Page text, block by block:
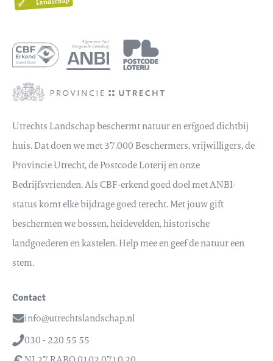
Utrechts Landschap beschermt natuur en erfgoed dichtbij
huis. Dat doen we met 37.000 Beschermers, vrijwilligers, de
Provincie Utrecht, de Postcode Loterij en onze
Bedrijfsvrienden. Als CBF-erkend goed doel met ANBI-
status komt elke bijdrage goed terecht. Met jouw gift
beschermen we bossen, heidevelden, historische
landgoederen en kastelen. Help mee en geef de natuur een
stem.
Contact
Email
info@utrechtslandschap.nl
Telefoon
030 - 220 55 55